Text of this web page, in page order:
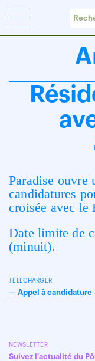
Paradise ouvre
candidatures
croisée avec le
Date limite de
(minuit).
TÉLÉCHARGER
— Appel à candidature
NEWSLETTER
Suivez l'actualité du